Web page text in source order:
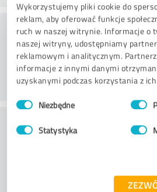
Wykorzystujemy pliki cookie do
reklam, aby oferować funkcje
ruch w naszej witrynie. Informacje o
naszej witryny, udostępniamy
reklamowym i analitycznym.
informacje z innymi danymi
uzyskanymi podczas korzystania z ich
Wybór
zgody Niezbędne
Statystyka Obsługa